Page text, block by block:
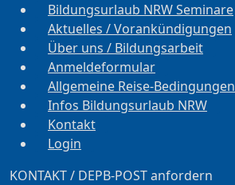
Bildungsurlaub NRW Seminare
Aktuelles / Vorankündigungen
Über uns / Bildungsarbeit
Anmeldeformular
Allgemeine Reise-Bedingungen
Infos Bildungsurlaub NRW
Kontakt
Login
KONTAKT / DEPB-POST anfordern